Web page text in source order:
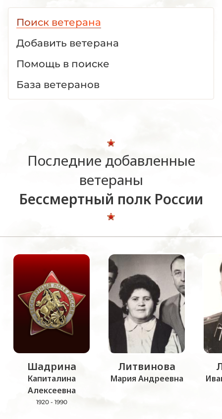
Поиск ветерана
Добавить ветерана
Помощь в поиске
База ветеранов
Последние добавленные
ветераны
Бессмертный полк России
Шадрина
Капиталина
Алексеевна
1920 - 1990
Литвинова
Мария Андреевна